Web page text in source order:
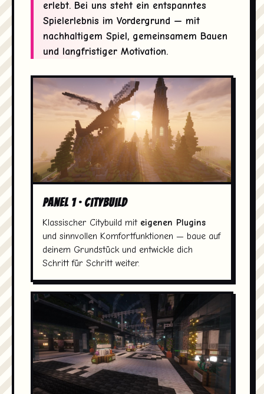
erlebt. Bei uns steht ein entspanntes
Spielerlebnis im Vordergrund — mit
nachhaltigem Spiel, gemeinsamem Bauen
und langfristiger Motivation.
Panel 1 · Citybuild
Klassischer Citybuild mit eigenen Plugins
und sinnvollen Komfortfunktionen — baue auf
deinem Grundstück und entwickle dich
Schritt für Schritt weiter.